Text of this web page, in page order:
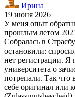
Ирина
19 июня 2026
У меня опыт
прошлым летом
Собралась в
остановили:
нет регистрации. Я
университета о
потрепали. Так что
себе оригинал или